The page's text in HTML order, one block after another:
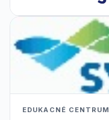
EDUKACNÉ CENTRUM